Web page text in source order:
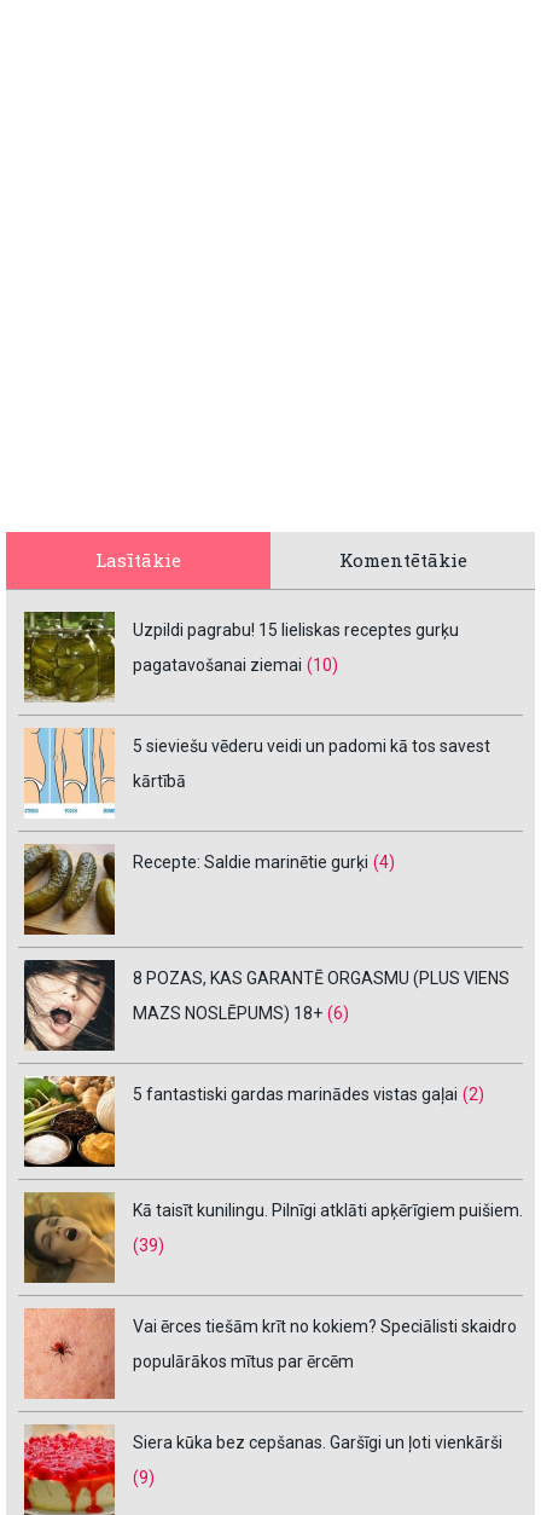
Lasītākie Komentētākie
Uzpildi pagrabu! 15 lieliskas receptes gurķu
pagatavošanai ziemai (10)
5 sieviešu vēderu veidi un padomi kā tos savest
kārtībā
Recepte: Saldie marinētie gurķi (4)
8 POZAS, KAS GARANTĒ ORGASMU (PLUS VIENS
MAZS NOSLĒPUMS) 18+ (6)
5 fantastiski gardas marinādes vistas gaļai (2)
Kā taisīt kunilingu. Pilnīgi atklāti apķērīgiem puišiem.
(39)
Vai ērces tiešām krīt no kokiem? Speciālisti skaidro
populārākos mītus par ērcēm
Siera kūka bez cepšanas. Garšīgi un ļoti vienkārši
(9)